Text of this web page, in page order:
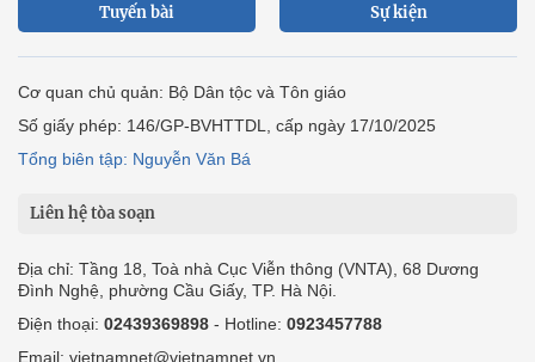
Tuyến bài Sự kiện
Cơ quan chủ quản: Bộ Dân tộc và Tôn giáo
Số giấy phép: 146/GP-BVHTTDL, cấp ngày 17/10/2025
Tổng biên tập: Nguyễn Văn Bá
Liên hệ tòa soạn
Địa chỉ: Tầng 18, Toà nhà Cục Viễn thông (VNTA), 68 Dương
Đình Nghệ, phường Cầu Giấy, TP. Hà Nội.
Điện thoại: 02439369898 - Hotline: 0923457788
Email: vietnamnet@vietnamnet.vn